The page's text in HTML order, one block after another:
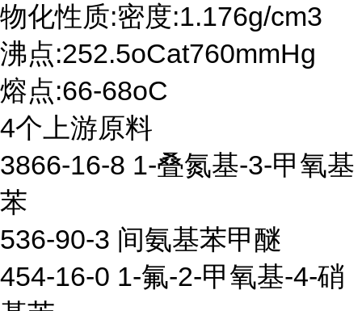
物化性质:密度:1.176g/cm3
沸点:252.5oCat760mmHg
熔点:66-68oC
4个上游原料
3866-16-8 1-叠氮基-3-甲氧基
苯
536-90-3 间氨基苯甲醚
454-16-0 1-氟-2-甲氧基-4-硝